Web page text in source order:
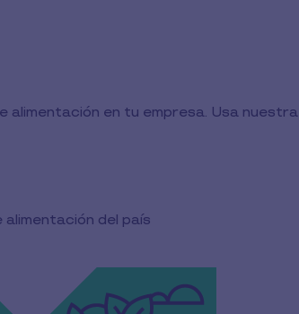
alimentación en tu empresa. Usa nuestra
del país
las necesidades de tu empresa